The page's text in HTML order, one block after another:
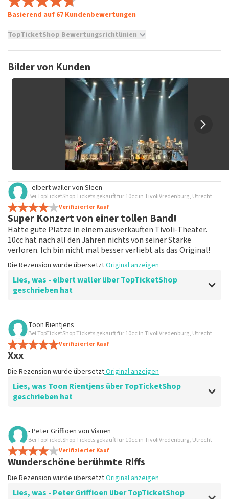
Basierend auf 67 Kundenbewertungen
TopTicketShop Bewertungsrichtlinien
Es ist nicht möglich, eine Bewertung abzugeben, wenn du
beleidigender Sprache und/oder falschen Angaben werden
nicht veröffentlicht. Es kann einige Wochen dauern, bis eine
Bewertung veröffentlicht wird.
Bilder von Kunden
- elbert wallervon Sleen
Bei TopTicketShop Tickets gekauft für 10cc in TivoliVredenburg, Utrecht
Verifizierter Kauf
Super Konzert von einer tollen Band!
Hatte gute Plätze in einem ausverkauften Tivoli-Theater.
10cc hat nach all den Jahren nichts von seiner Stärke
verloren. Ich bin nicht mal besser verliebt als das Original!
Die Rezension wurde übersetztOriginal anzeigen
Lies, was - elbert waller über TopTicketShop
geschrieben hat
Bewertung von - elbert waller über
Tolles Erlebnis!
Ich habe Tickets zu einem vernünftigen Preis erhalten.
Etwas unsicher, ob auf den Tickets ein anderer Name
stand. Aber beruhigt durch den Kundenservice von
TopTicketShop
Die Rezension wurde übersetztOriginal anzeigen
Toon Rientjens
Bei TopTicketShop Tickets gekauft für 10cc in TivoliVredenburg, Utrecht
Verifizierter Kauf
Xxx
Die Rezension wurde übersetztOriginal anzeigen
Lies, was Toon Rientjens über TopTicketShop
geschrieben hat
Bewertung von Toon Rientjens über
Xxx
Die Rezension wurde übersetzt Original anzeigen
- Peter Griffioen von Vianen
Bei TopTicketShop Tickets gekauft für 10cc in TivoliVredenburg, Utrecht
Verifizierter Kauf
Wunderschöne berühmte Riffs
Die Rezension wurde übersetztOriginal anzeigen
Lies, was - Peter Griffioen über TopTicketShop